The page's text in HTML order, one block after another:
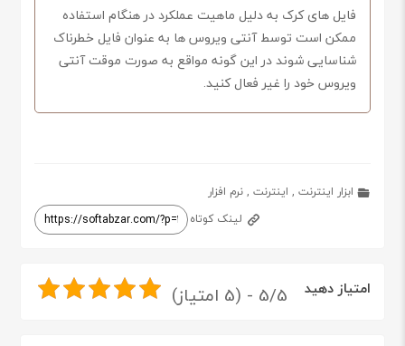
فایل های کرک به دلیل ماهیت عملکرد در هنگام استفاده
ممکن است توسط آنتی ویروس ها به عنوان فایل خطرناک
شناسایی شوند در این گونه مواقع به صورت موقت آنتی
ویروس خود را غیر فعال کنید.
ابزار اینترنت , اینترنت ,نرم افزار
لینک کوتاه
امتیاز دهید 5/5 - (5 امتیاز)